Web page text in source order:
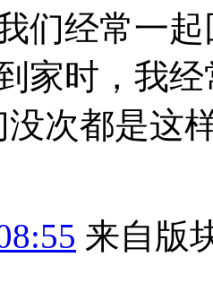
们经常一
家时，我
没次都是这
来自版